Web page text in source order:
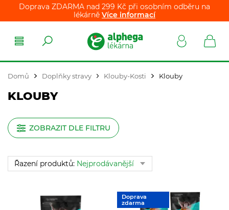
Doprava ZDARMA nad 299 Kč při osobním odběru na
lékárně Více informací
Domů Doplňky stravy Klouby-Kosti Klouby
KLOUBY
ZOBRAZIT DLE FILTRU
Řazení produktů: Nejprodávanější
Doprava
zdarma